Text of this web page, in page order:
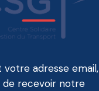
votre adresse email,
de recevoir notre